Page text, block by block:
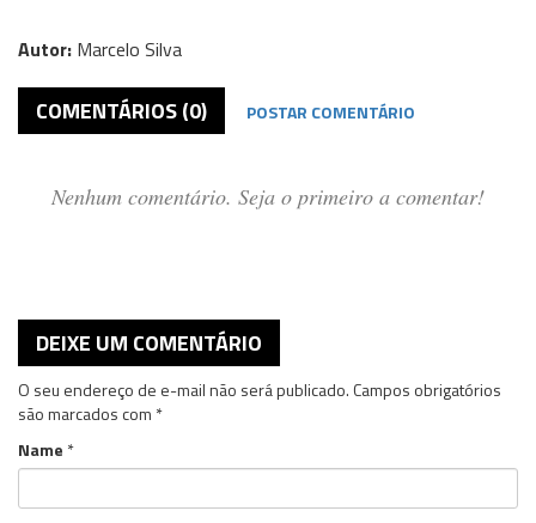
Autor: Marcelo Silva
COMENTÁRIOS (0) POSTAR COMENTÁRIO
Nenhum comentário. Seja o primeiro a comentar!
DEIXE UM COMENTÁRIO
O seu endereço de e-mail não será publicado. Campos obrigatórios
são marcados com *
Name *